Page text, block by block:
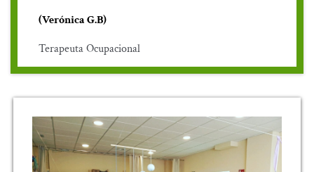
(Verónica G.B)
Terapeuta Ocupacional